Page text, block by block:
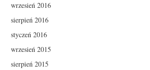
wrzesień 2016
sierpień 2016
styczeń 2016
wrzesień 2015
sierpień 2015